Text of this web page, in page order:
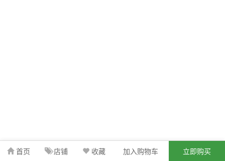
首页 店铺 收藏 加入购物车 立即购买